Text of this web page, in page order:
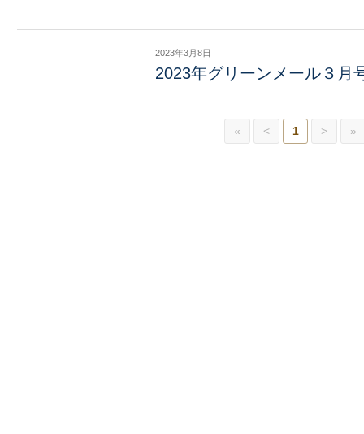
2023年3月8日
2023年グリーンメール３月
« < 1 > »